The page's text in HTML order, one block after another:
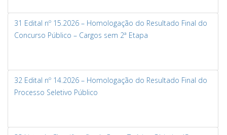
31 Edital nº 15.2026 – Homologação do Resultado Final do
Concurso Público – Cargos sem 2ª Etapa
32 Edital nº 14.2026 – Homologação do Resultado Final do
Processo Seletivo Público